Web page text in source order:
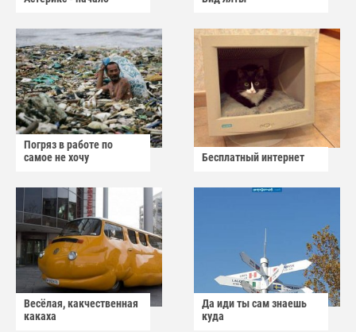
Погряз в работе по
самое не хочу
Бесплатный интернет
Весёлая, какчественная
какаха
Да иди ты сам знаешь
куда